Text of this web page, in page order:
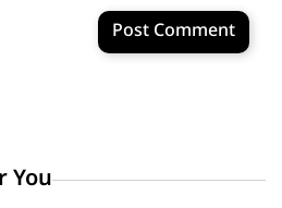
Post Comment
You